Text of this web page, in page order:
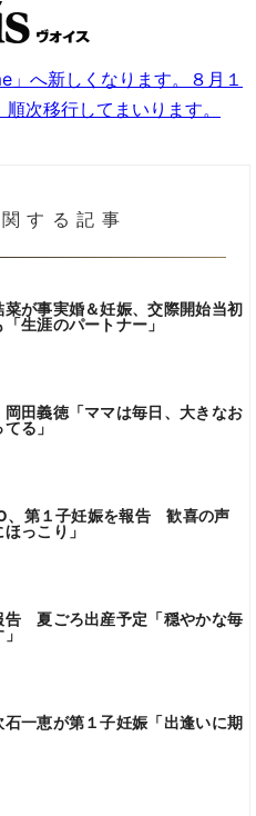
へ新しくなります。８月１
次移行してまいります。
する記事
が事実婚＆妊娠、交際開始当初
生涯のパートナー」
岡田義徳「ママは毎日、大きなお
る」
、第１子妊娠を報告 歓喜の声
っこり」
告 夏ごろ出産予定「穏やかな毎
一恵が第１子妊娠「出逢いに期